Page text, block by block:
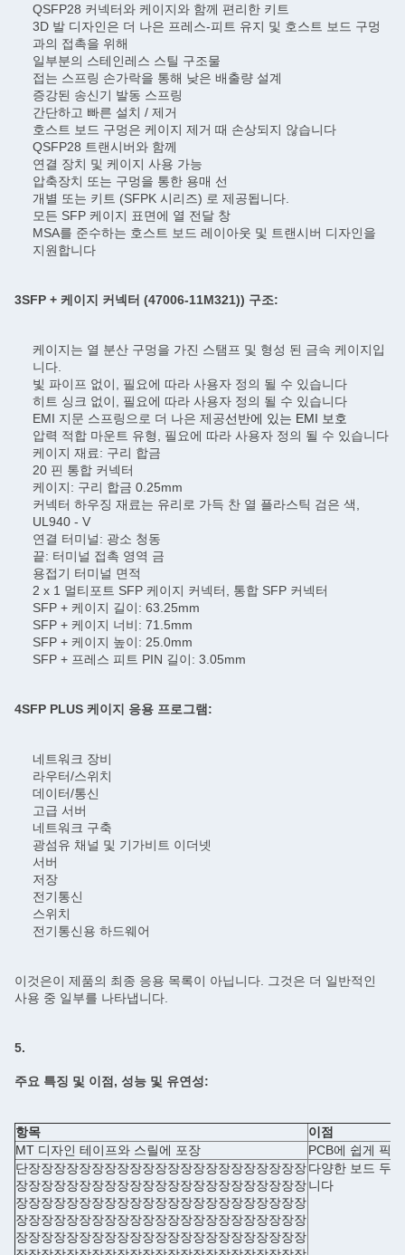
QSFP28 커넥터와 케이지와 함께 편리한 키트
3D 발 디자인은 더 나은 프레스-피트 유지 및 호스트 보드 구멍
과의 접촉을 위해
일부분의 스테인레스 스틸 구조물
접는 스프링 손가락을 통해 낮은 배출량 설계
증강된 송신기 발동 스프링
간단하고 빠른 설치 / 제거
호스트 보드 구멍은 케이지 제거 때 손상되지 않습니다
QSFP28 트랜시버와 함께
연결 장치 및 케이지 사용 가능
압축장치 또는 구멍을 통한 용매 선
개별 또는 키트 (SFPK 시리즈) 로 제공됩니다.
모든 SFP 케이지 표면에 열 전달 창
MSA를 준수하는 호스트 보드 레이아웃 및 트랜시버 디자인을
지원합니다
3SFP + 케이지 커넥터 (47006-11M321)) 구조:
케이지는 열 분산 구멍을 가진 스탬프 및 형성 된 금속 케이지입
니다.
빛 파이프 없이, 필요에 따라 사용자 정의 될 수 있습니다
히트 싱크 없이, 필요에 따라 사용자 정의 될 수 있습니다
EMI 지문 스프링으로 더 나은 제공선반에 있는 EMI 보호
압력 적합 마운트 유형, 필요에 따라 사용자 정의 될 수 있습니다
케이지 재료: 구리 합금
20 핀 통합 커넥터
케이지: 구리 합금 0.25mm
커넥터 하우징 재료는 유리로 가득 찬 열 플라스틱 검은 색,
UL940 - V
연결 터미널: 광소 청동
끝: 터미널 접촉 영역 금
용접기 터미널 면적
2 x 1 멀티포트 SFP 케이지 커넥터, 통합 SFP 커넥터
SFP + 케이지 길이: 63.25mm
SFP + 케이지 너비: 71.5mm
SFP + 케이지 높이: 25.0mm
SFP + 프레스 피트 PIN 길이: 3.05mm
4SFP PLUS 케이지 응용 프로그램:
네트워크 장비
라우터/스위치
데이터/통신
고급 서버
네트워크 구축
광섬유 채널 및 기가비트 이더넷
서버
저장
전기통신
스위치
전기통신용 하드웨어
이것은이 제품의 최종 응용 목록이 아닙니다. 그것은 더 일반적인
사용 중 일부를 나타냅니다.
5.
주요 특징 및 이점, 성능 및 유연성:
항목
이점
MT 디자인 테이프와 스릴에 포장
PCB에 쉽게 픽
단장장장장장장장장장장장장장장장장장장장장장장
장장장장장장장장장장장장장장장장장장장장장장장
장장장장장장장장장장장장장장장장장장장장장장장
장장장장장장장장장장장장장장장장장장장장장장장
장장장장장장장장장장장장장장장장장장장장장장장
다양한 보드 두
니다